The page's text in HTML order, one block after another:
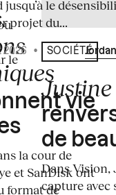
le
vie
la cour de
et SanDisk ont
format de
jusqu’à le
projet du...
2026 • Écrit par
SOCIÉTÉ
de
Dans
capture avec